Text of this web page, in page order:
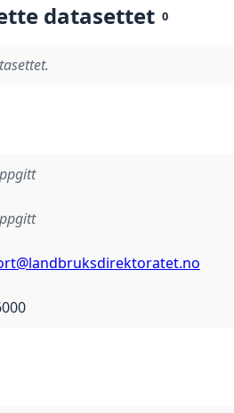
datasettet 0